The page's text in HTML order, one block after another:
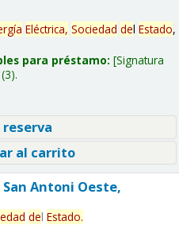
Eléctrica, Sociedad del Estado,
para préstamo: Signatura
(3).
al carrito
Antoni Oeste,
del Estado.